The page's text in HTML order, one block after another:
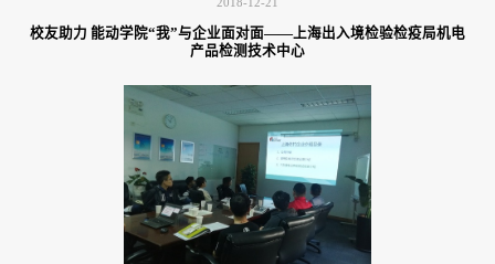
校友助力 能动学院“我”与企业面对面——上海出入境检验检疫局机电
产品检测技术中心